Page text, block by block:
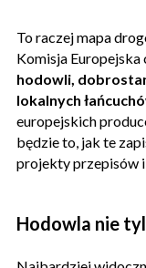
To raczej mapa
Komisja
hodowli,
lokalnych
europejskich
będzie to, jak te
projekty przepisów
Hodowla nie